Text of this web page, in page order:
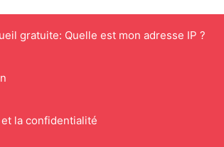
gratuite: Quelle est mon adresse IP ?
la confidentialité